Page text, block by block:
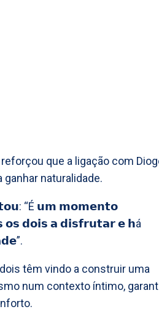
que a ligação com
naturalidade.
“É 𝘂𝗺 𝗺𝗼𝗺𝗲𝗻𝘁𝗼
𝗱𝗼𝗶𝘀 𝗮 𝗱𝗶𝘀𝗳𝗿𝘂𝘁𝗮𝗿 𝗲 𝗵á
têm vindo a construir uma
num contexto íntimo,